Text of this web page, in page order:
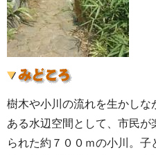
樹木や小川の流れを生かしな
ある水辺空間として、市民が
られた約７００ｍの小川。